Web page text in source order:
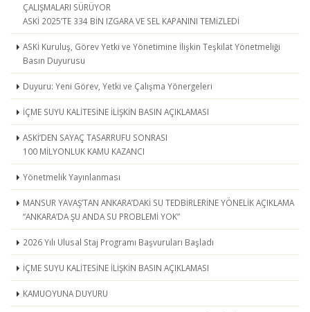
ÇALIŞMALARI SÜRÜYOR
ASKİ 2025’TE 334 BİN IZGARA VE SEL KAPANINI TEMİZLEDİ
ASKİ Kuruluş, Görev Yetki ve Yönetimine İlişkin Teşkilat Yönetmeliği
Basın Duyurusu
Duyuru: Yeni Görev, Yetki ve Çalışma Yönergeleri
İÇME SUYU KALİTESİNE İLİŞKİN BASIN AÇIKLAMASI
ASKİ’DEN SAYAÇ TASARRUFU SONRASI
100 MİLYONLUK KAMU KAZANCI
Yönetmelik Yayınlanması
MANSUR YAVAŞ’TAN ANKARA’DAKİ SU TEDBİRLERİNE YÖNELİK AÇIKLAMA
“ANKARA’DA ŞU ANDA SU PROBLEMİ YOK”
2026 Yılı Ulusal Staj Programı Başvuruları Başladı
İÇME SUYU KALİTESİNE İLİŞKİN BASIN AÇIKLAMASI
KAMUOYUNA DUYURU